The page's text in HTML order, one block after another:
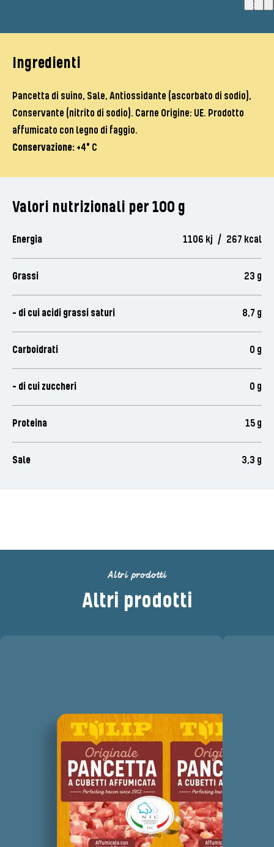
(1)
Valori nutrizionali per 100 g
Energia 1106 kj / 267 kcal
Grassi 23 g
- di cui acidi grassi saturi 8,7 g
Carboidrati 0 g
- di cui zuccheri 0 g
Proteina 15 g
Sale 3,3 g
Ingredienti
Pancetta di suino, Sale, Antiossidante (ascorbato di sodio),
Conservante (nitrito di sodio). Carne Origine: UE. Prodotto
affumicato con legno di faggio.
Conservazione:+4° C
Altri prodotti
Altri prodotti